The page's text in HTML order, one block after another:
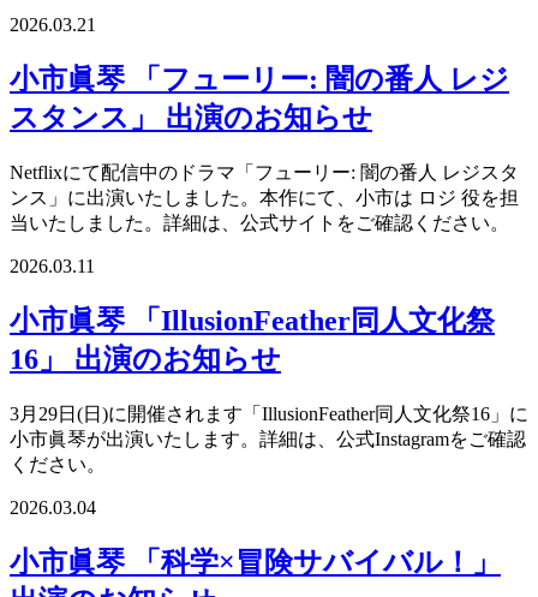
2026.03.21
小市眞琴 「フューリー: 闇の番人 レジ
スタンス」 出演のお知らせ
Netflixにて配信中のドラマ「フューリー: 闇の番人 レジスタ
ンス」に出演いたしました。本作にて、小市は ロジ 役を担
当いたしました。詳細は、公式サイトをご確認ください。
2026.03.11
小市眞琴 「IllusionFeather同人文化祭
16」 出演のお知らせ
3月29日(日)に開催されます「IllusionFeather同人文化祭16」に
小市眞琴が出演いたします。詳細は、公式Instagramをご確認
ください。
2026.03.04
小市眞琴 「科学×冒険サバイバル！」